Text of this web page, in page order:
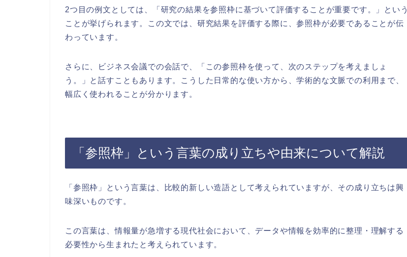
2つ目の例文としては、「研究の結果を参照枠に基づいて評価することが重要です。」という
ことが挙げられます。この文では、研究結果を評価する際に、参照枠が必要であることが伝
わっています。
さらに、ビジネス会議での会話で、「この参照枠を使って、次のステップを考えましょ
う。」と話すこともあります。こうした日常的な使い方から、学術的な文脈での利用まで、
幅広く使われることが分かります。
「参照枠」という言葉の成り立ちや由来について解説
「参照枠」という言葉は、比較的新しい造語として考えられていますが、その成り立ちは興
味深いものです。
この言葉は、情報量が急増する現代社会において、データや情報を効率的に整理・理解する
必要性から生まれたと考えられています。